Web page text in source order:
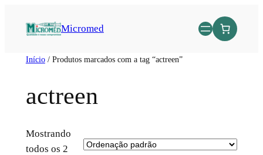
Micromed
Início/ Produtos marcados com a tag “actreen”
actreen
Mostrando
todos os 2